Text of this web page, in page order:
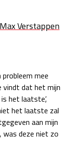
Verstappen
mee
vindt dat het mijn
het laatste’,
het laatste zal
aan mijn
was deze niet zo